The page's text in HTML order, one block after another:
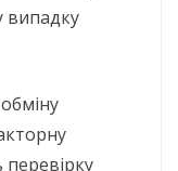
випадку